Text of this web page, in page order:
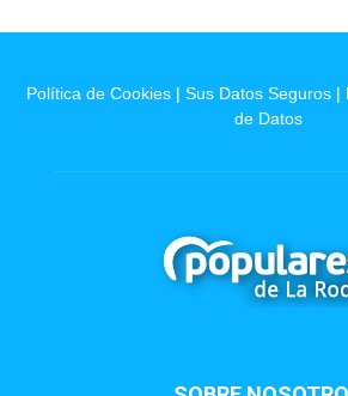
Política de Cookies | Sus Datos Seguros |
de Datos